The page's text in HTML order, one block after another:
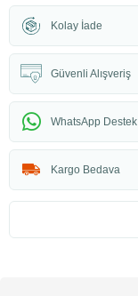
Kolay İade
Güvenli Alışveriş
WhatsApp Destek
Kargo Bedava